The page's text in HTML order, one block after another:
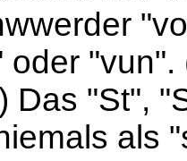
oder "vun".
Das "St",
als